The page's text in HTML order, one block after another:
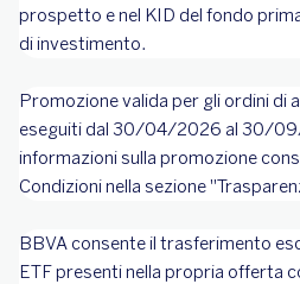
prospetto e nel KID del fondo
di investimento.
Promozione valida per gli ordini di
eseguiti dal 30/04/2026 al 30/
informazioni sulla promozione
Condizioni nella sezione
BBVA consente il trasferimento
ETF presenti nella propria offerta